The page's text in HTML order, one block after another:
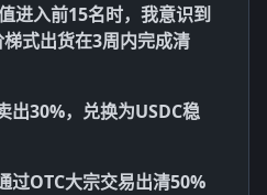
进入前15名时，我意识到
梯式出货在3周内完成清
出30%，兑换为USDC稳
过OTC大宗交易出清50%